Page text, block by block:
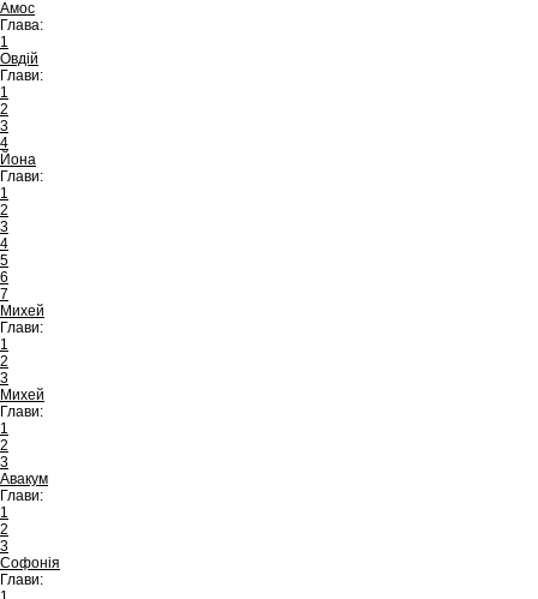
Амос
Глава:
1
Овдій
Глави:
1
2
3
4
Йона
Глави:
1
2
3
4
5
6
7
Михей
Глави:
1
2
3
Михей
Глави:
1
2
3
Авакум
Глави:
1
2
3
Софонія
Глави: